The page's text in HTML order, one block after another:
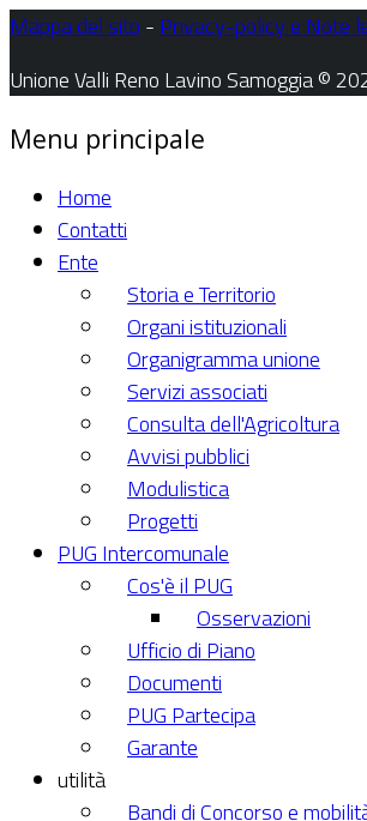
Mappa del sito - Privacy-policy e Note
Unione Valli Reno Lavino Samoggia ©
Menu principale
Home
Contatti
Ente
Storia e Territorio
Organi istituzionali
Organigramma unione
Servizi associati
Consulta dell'Agricoltura
Avvisi pubblici
Modulistica
Progetti
PUG Intercomunale
Cos'è il PUG
Osservazioni
Ufficio di Piano
Documenti
PUG Partecipa
Garante
utilità
Bandi di Concorso e